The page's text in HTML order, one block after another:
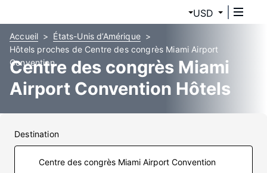
USD
Accueil
États-Unis d’Amérique
Hôtels proches de Centre des congrès Miami Airport
Convention
Centre des congrès Miami
Airport Convention Hôtels
Destination